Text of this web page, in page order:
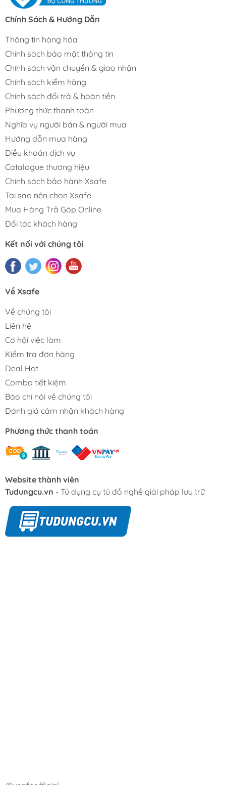
Chính Sách & Hướng Dẫn
Thông tin hàng hóa
Chính sách bảo mật thông tin
Chính sách vận chuyển & giao nhận
Chính sách kiểm hàng
Chính sách đổi trả & hoàn tiền
Phương thức thanh toán
Nghĩa vụ người bán & người mua
Hướng dẫn mua hàng
Điều khoản dịch vụ
Catalogue thương hiệu
Chính sách bảo hành Xsafe
Tại sao nên chọn Xsafe
Mua Hàng Trả Góp Online
Đối tác khách hàng
Kết nối với chúng tôi
Về Xsafe
Về chúng tôi
Liên hệ
Cơ hội việc làm
Kiểm tra đơn hàng
Deal Hot
Combo tiết kiệm
Báo chí nói về chúng tôi
Đánh giá cảm nhận khách hàng
Phương thức thanh toán
Website thành viên
Tudungcu.vn - Tủ dụng cụ tủ đồ nghề giải pháp lưu trữ